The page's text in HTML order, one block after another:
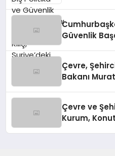
Güvenlik
Çevre,
Bakanı
Çevre ve
Kurum,